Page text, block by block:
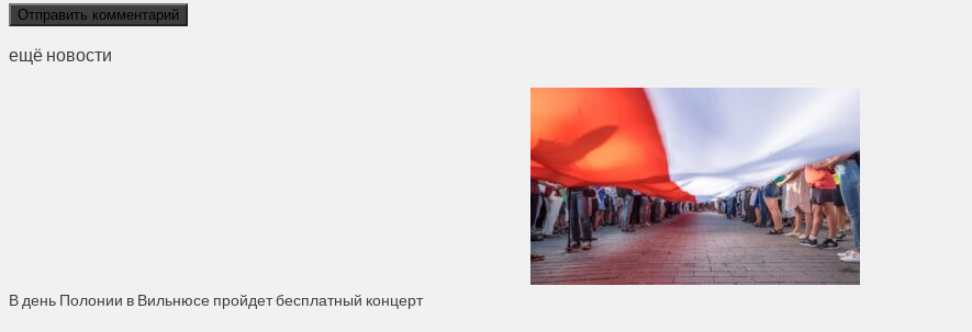
ещё новости
В день Полонии в Вильнюсе пройдет бесплатный концерт